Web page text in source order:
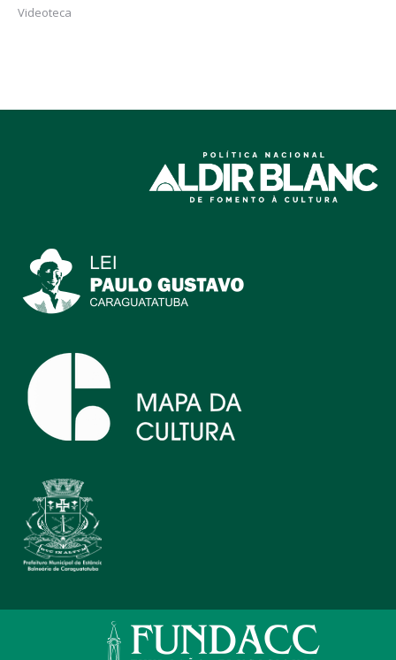
Videoteca